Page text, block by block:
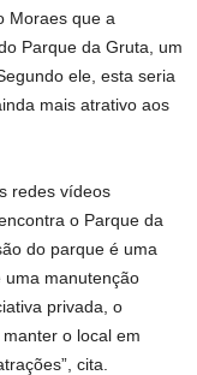
Moraes que a
Parque da Gruta, um
ele, esta seria
mais atrativo aos
redes vídeos
o Parque da
do parque é uma
manutenção
privada, o
o local em
cita.